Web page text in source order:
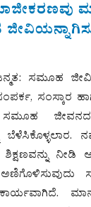
ಸಮೂಹ
ಸಂಸ್ಕಾರ
ಬೆಳೆಸಿಕೊಳ್ಳಲಾರ.
ನೀಡಿ